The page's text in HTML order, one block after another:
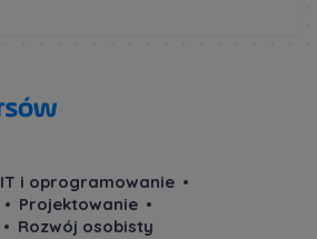
IT i oprogramowanie
Projektowanie
Rozwój osobisty